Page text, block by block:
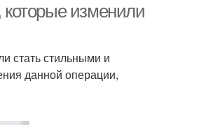
изменили
стать стильными и
данной операции,